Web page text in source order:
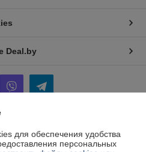
Deal.by
ИП Ваницкий Роман Сергеевич
для обеспечения удобства
персональных